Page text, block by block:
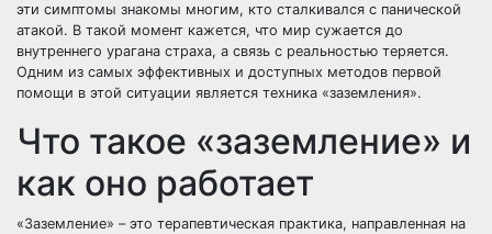
эти симптомы знакомы многим, кто сталкивался с панической
атакой. В такой момент кажется, что мир сужается до
внутреннего урагана страха, а связь с реальностью теряется.
Одним из самых эффективных и доступных методов первой
помощи в этой ситуации является техника «заземления».
Что такое «заземление» и
как оно работает
«Заземление» – это терапевтическая практика, направленная на